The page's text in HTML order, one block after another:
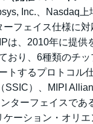
Inc.、Nasdaq
フェイス仕様に
は、2010年に提
おり、6種類のチ
トするプロトコル
）、MIPI
ターフェイスで
ーション・オリ